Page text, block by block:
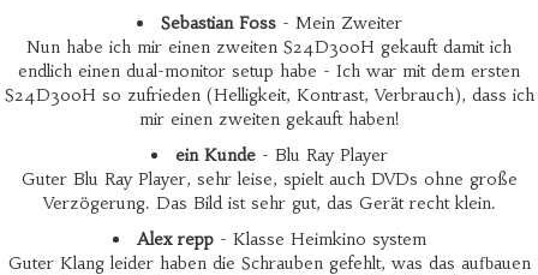
Sebastian Foss- Mein Zweiter
Nun habe ich mir einen zweiten S24D300H gekauft damit ich
endlich einen dual-monitor setup habe - Ich war mit dem ersten
S24D300H so zufrieden (Helligkeit, Kontrast, Verbrauch), dass ich
mir einen zweiten gekauft haben!
ein Kunde- Blu Ray Player
Guter Blu Ray Player, sehr leise, spielt auch DVDs ohne große
Verzögerung. Das Bild ist sehr gut, das Gerät recht klein.
Alex repp- Klasse Heimkino system
Guter Klang leider haben die Schrauben gefehlt, was das aufbauen